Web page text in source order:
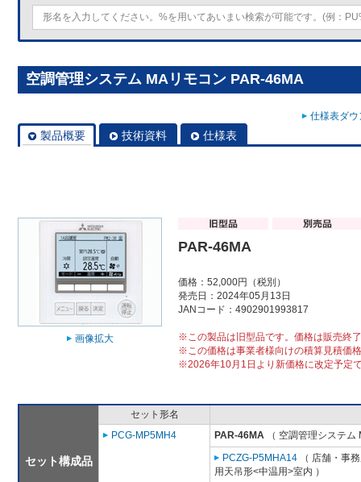
空調管理システム MAリモコン PAR-46MA
仕様表ダ
製品概要 技術資料 仕様表
画像拡大
PAR-46MA
価格：52,000円（税別）
発売日：2024年05月13日
JANコード：4902901993817
※この製品は旧型品です。価格は販売終
※この価格は事業者様向けの積算見積価
※2026年10月1日より新価格に改定予定
セット構成品
セット形名
PCG-MP5MH4
PAR-46MA （ 空調管理システム
PCZG-P5MHA14 （ 店舗・事
用天吊形<中温用>室内 ）